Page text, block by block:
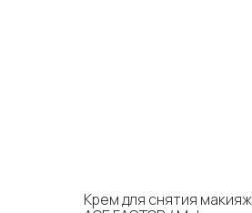
Крем для снятия